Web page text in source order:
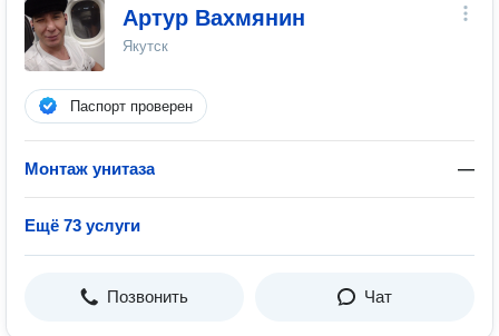
Артур Вахмянин
Якутск
Паспорт проверен
Монтаж унитаза —
Ещё 73 услуги
Позвонить Чат